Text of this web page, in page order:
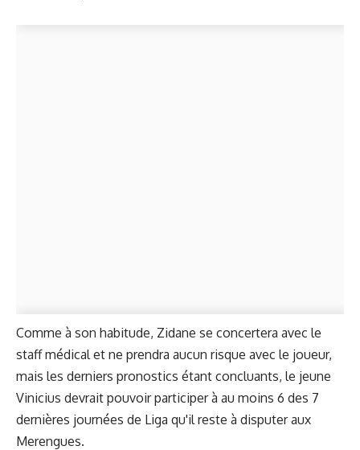
Comme à son habitude, Zidane se concertera avec le
staff médical et ne prendra aucun risque avec le joueur,
mais les derniers pronostics étant concluants, le jeune
Vinicius devrait pouvoir participer à au moins 6 des 7
dernières journées de Liga qu'il reste à disputer aux
Merengues.